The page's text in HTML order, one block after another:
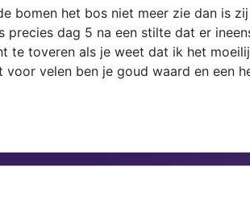
bomen het bos niet meer zie dan is
dag 5 na een stilte dat er
te toveren als je weet dat ik het
velen ben je goud waard en een